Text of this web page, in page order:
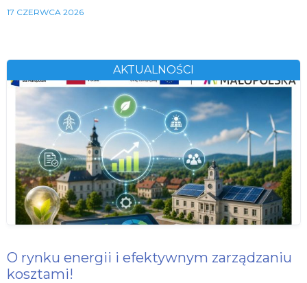
17 CZERWCA 2026
AKTUALNOŚCI
O rynku energii i efektywnym zarządzaniu
kosztami!